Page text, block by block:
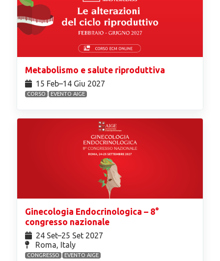
Metabolismo e salute riproduttiva
15 Feb⁠–14 Giu 2027
CORSO EVENTO AIGE
Ginecologia Endocrinologica – 8°
congresso nazionale
24 Set⁠–25 Set 2027
Roma, Italy
CONGRESSO EVENTO AIGE